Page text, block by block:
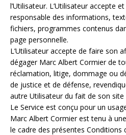
l’Utilisateur. L’Utilisateur accepte
responsable des informations,
fichiers, programmes contenus
page personnelle.
L’Utilisateur accepte de faire son
dégager Marc Albert Cormier de
réclamation, litige, dommage ou
de justice et de défense,
autre Utilisateur du fait de son
Le Service est conçu pour un
Marc Albert Cormier est tenu à
le cadre des présentes Conditions